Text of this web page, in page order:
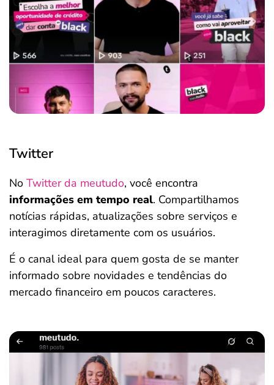
Twitter
No Twitter da meutudo, você encontra
informações em tempo real. Compartilhamos
notícias rápidas, atualizações sobre serviços e
interagimos diretamente com os usuários.
É o canal ideal para quem gosta de se manter
informado sobre novidades e tendências do
mercado financeiro em poucos caracteres.